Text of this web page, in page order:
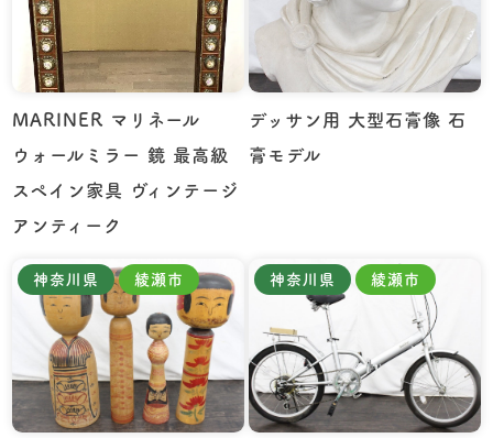
MARINER マリネール
ウォールミラー 鏡 最高級
スペイン家具 ヴィンテージ
アンティーク
デッサン用 大型石膏像 石
膏モデル
神奈川県 綾瀬市 神奈川県 綾瀬市